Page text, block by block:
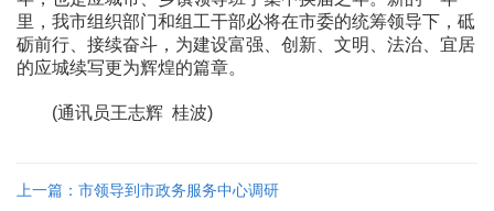
里，我市组织部门和组工干部必将在市委的统筹领导下，砥
砺前行、接续奋斗，为建设富强、创新、文明、法治、宜居
的应城续写更为辉煌的篇章。
(通讯员王志辉 桂波)
上一篇：市领导到市政务服务中心调研